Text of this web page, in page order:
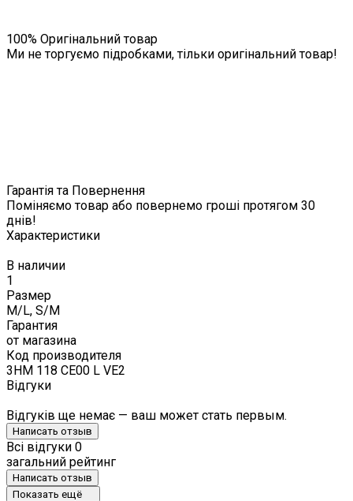
100% Оригінальний товар
Ми не торгуємо підробками, тільки оригінальний товар!
Гарантія та Повернення
Поміняємо товар або повернемо гроші протягом 30
днів!
Характеристики
В наличии
1
Размер
M/L, S/M
Гарантия
от магазина
Код производителя
3HM 118 CE00 L VE2
Відгуки
Відгуків ще немає — ваш может стать первым.
Написать отзыв
Всі відгуки 0
загальний рейтинг
Написать отзыв
Показать ещё